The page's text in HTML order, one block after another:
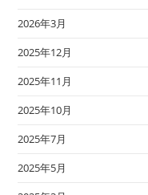
2026年3月
2025年12月
2025年11月
2025年10月
2025年7月
2025年5月